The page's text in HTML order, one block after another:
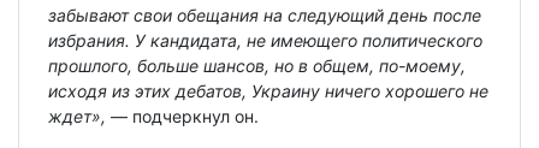
забывают свои обещания на следующий день после
избрания. У кандидата, не имеющего политического
прошлого, больше шансов, но в общем, по-моему,
исходя из этих дебатов, Украину ничего хорошего не
ждет», — подчеркнул он.